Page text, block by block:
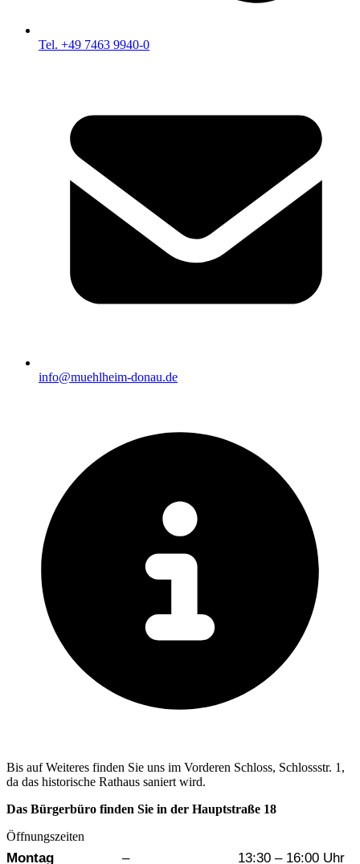
Tel. +49 7463 9940-0
info@muehlheim-donau.de
Bis auf Weiteres finden Sie uns im Vorderen Schloss, Schlossstr. 1,
da das historische Rathaus saniert wird.
Das Bürgerbüro finden Sie in der Hauptstraße 18
Öffnungszeiten
Wochentag Vormittag
Montag – 13:30 – 16:00 Uhr